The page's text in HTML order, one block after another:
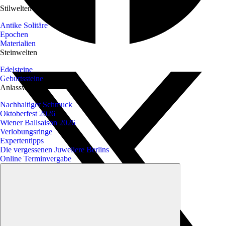
Stilwelten
Antike Solitäre
Epochen
Materialien
Steinwelten
Edelsteine
Geburtssteine
Anlasswelten
Nachhaltiger Schmuck
Oktoberfest 2026
Wiener Ballsaison 2026
Verlobungsringe
Expertentipps
Die vergessenen Juweliere Berlins
Online Terminvergabe